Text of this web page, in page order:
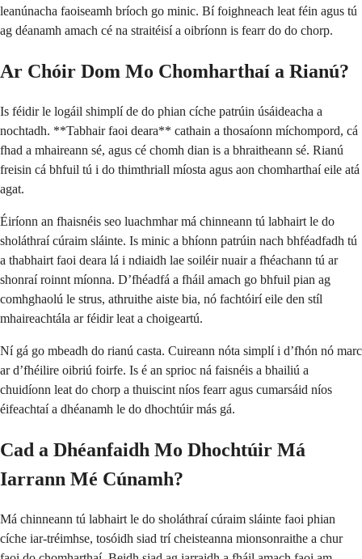
leanúnacha faoiseamh bríoch go minic. Bí foighneach leat féin agus tú
ag déanamh amach cé na straitéisí a oibríonn is fearr do do chorp.
Ar Chóir Dom Mo Chomharthaí a Rianú?
Is féidir le logáil shimplí de do phian cíche patrúin úsáideacha a
nochtadh. **Tabhair faoi deara** cathain a thosaíonn míchompord, cá
fhad a mhaireann sé, agus cé chomh dian is a bhraitheann sé. Rianú
freisin cá bhfuil tú i do thimthriall míosta agus aon chomharthaí eile atá
agat.
Éiríonn an fhaisnéis seo luachmhar má chinneann tú labhairt le do
sholáthraí cúraim sláinte. Is minic a bhíonn patrúin nach bhféadfadh tú
a thabhairt faoi deara lá i ndiaidh lae soiléir nuair a fhéachann tú ar
shonraí roinnt míonna. D’fhéadfá a fháil amach go bhfuil pian ag
comhghaolú le strus, athruithe aiste bia, nó fachtóirí eile den stíl
mhaireachtála ar féidir leat a choigeartú.
Ní gá go mbeadh do rianú casta. Cuireann nóta simplí i d’fhón nó marc
ar d’fhéilire oibriú foirfe. Is é an sprioc ná faisnéis a bhailiú a
chuidíonn leat do chorp a thuiscint níos fearr agus cumarsáid níos
éifeachtaí a dhéanamh le do dhochtúir más gá.
Cad a Dhéanfaidh Mo Dhochtúir Má
Iarrann Mé Cúnamh?
Má chinneann tú labhairt le do sholáthraí cúraim sláinte faoi phian
cíche iar-tréimhse, tosóidh siad trí cheisteanna mionsonraithe a chur